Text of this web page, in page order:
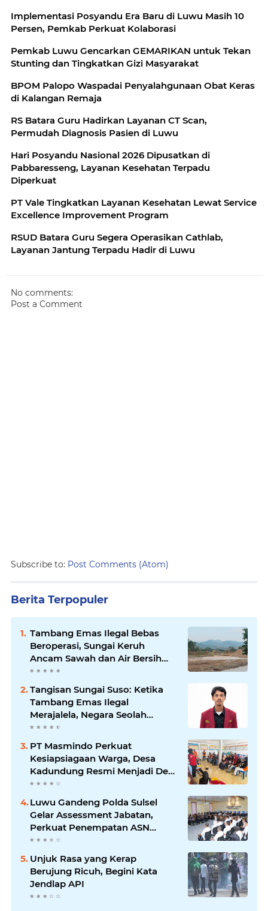
Implementasi Posyandu Era Baru di Luwu Masih 10
Persen, Pemkab Perkuat Kolaborasi
Pemkab Luwu Gencarkan GEMARIKAN untuk Tekan
Stunting dan Tingkatkan Gizi Masyarakat
BPOM Palopo Waspadai Penyalahgunaan Obat Keras
di Kalangan Remaja
RS Batara Guru Hadirkan Layanan CT Scan,
Permudah Diagnosis Pasien di Luwu
Hari Posyandu Nasional 2026 Dipusatkan di
Pabbaresseng, Layanan Kesehatan Terpadu
Diperkuat
PT Vale Tingkatkan Layanan Kesehatan Lewat Service
Excellence Improvement Program
RSUD Batara Guru Segera Operasikan Cathlab,
Layanan Jantung Terpadu Hadir di Luwu
No comments:
Post a Comment
Subscribe to: Post Comments (Atom)
Berita Terpopuler
Tambang Emas Ilegal Bebas
Beroperasi, Sungai Keruh
Ancam Sawah dan Air Bersih
Warga Luwu
Tangisan Sungai Suso: Ketika
Tambang Emas Ilegal
Merajalela, Negara Seolah
Memilih Diam
PT Masmindo Perkuat
Kesiapsiagaan Warga, Desa
Kadundung Resmi Menjadi Desa
Tangguh Bencana
Luwu Gandeng Polda Sulsel
Gelar Assessment Jabatan,
Perkuat Penempatan ASN
Berbasis Kompetensi
Unjuk Rasa yang Kerap
Berujung Ricuh, Begini Kata
Jendlap API